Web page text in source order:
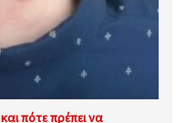
πότε πρέπει να